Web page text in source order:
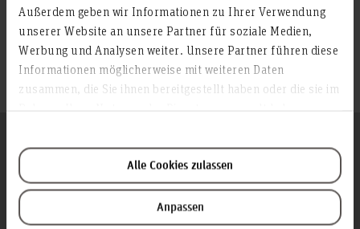
Außerdem geben wir Informationen zu Ihrer Verwendung
unserer Website an unsere Partner für soziale Medien,
Werbung und Analysen weiter. Unsere Partner führen diese
Informationen möglicherweise mit weiteren Daten
zusammen, die Sie ihnen bereitgestellt haben oder die sie im
Alle Cookies zulassen
Anpassen
Zum Seitenanfang
Infos zur Hochschule